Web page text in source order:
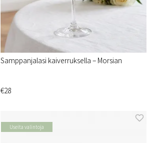
Samppanjalasi kaiverruksella – Morsian
€28
Useita valintoja